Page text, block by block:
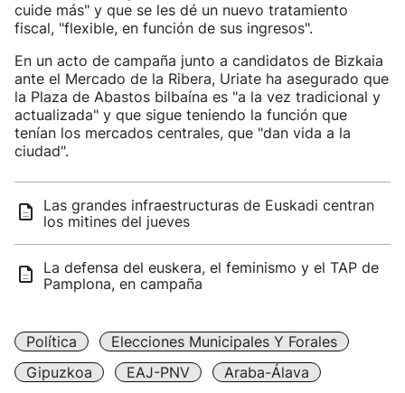
cuide más" y que se les dé un nuevo tratamiento
fiscal, "flexible, en función de sus ingresos".
En un acto de campaña junto a candidatos de Bizkaia
ante el Mercado de la Ribera, Uriate ha asegurado que
la Plaza de Abastos bilbaína es "a la vez tradicional y
actualizada" y que sigue teniendo la función que
tenían los mercados centrales, que "dan vida a la
ciudad".
Las grandes infraestructuras de Euskadi centran
los mitines del jueves
La defensa del euskera, el feminismo y el TAP de
Pamplona, en campaña
Política
Elecciones Municipales Y Forales
Gipuzkoa
EAJ-PNV
Araba-Álava